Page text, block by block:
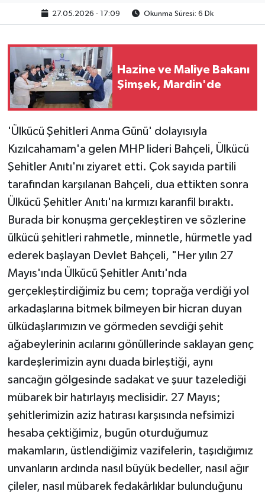
27.05.2026 - 17:09 Okunma Süresi: 6 Dk
Hazine ve Maliye Bakanı
Şimşek, Mardin'de
'Ülkücü Şehitleri Anma Günü' dolayısıyla
Kızılcahamam'a gelen MHP lideri Bahçeli, Ülkücü
Şehitler Anıtı'nı ziyaret etti. Çok sayıda partili
tarafından karşılanan Bahçeli, dua ettikten sonra
Ülkücü Şehitler Anıtı'na kırmızı karanfil bıraktı.
Burada bir konuşma gerçekleştiren ve sözlerine
ülkücü şehitleri rahmetle, minnetle, hürmetle yad
ederek başlayan Devlet Bahçeli, "Her yılın 27
Mayıs'ında Ülkücü Şehitler Anıtı'nda
gerçekleştirdiğimiz bu cem; toprağa verdiği yol
arkadaşlarına bitmek bilmeyen bir hicran duyan
ülküdaşlarımızın ve görmeden sevdiği şehit
ağabeylerinin acılarını gönüllerinde saklayan genç
kardeşlerimizin aynı duada birleştiği, aynı
sancağın gölgesinde sadakat ve şuur tazelediği
mübarek bir hatırlayış meclisidir. 27 Mayıs;
şehitlerimizin aziz hatırası karşısında nefsimizi
hesaba çektiğimiz, bugün oturduğumuz
makamların, üstlendiğimiz vazifelerin, taşıdığımız
unvanların ardında nasıl büyük bedeller, nasıl ağır
çileler, nasıl mübarek fedakârlıklar bulunduğunu